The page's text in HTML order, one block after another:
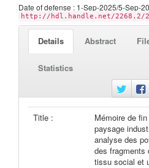
Date of defense : 1-Sep-2025/5-Sep-
http://hdl.handle.net/2268.2/
Details Abstract
Statistics
Title :
Mémoire de
paysage
analyse des
des fragments
tissu social et